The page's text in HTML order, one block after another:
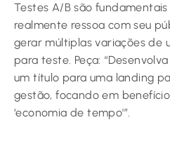
Testes A/B são
realmente ressoa com seu
gerar múltiplas variações de
para teste. Peça:
um título para uma landing
gestão, focando em
‘economia de tempo'”.